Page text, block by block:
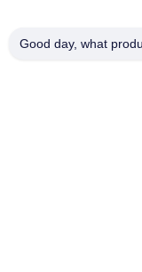
fournisseur. 2020-
Good day, what